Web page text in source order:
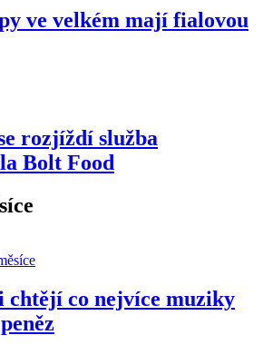
ve velkém mají fialovou
rozjíždí služba
Bolt Food
chtějí co nejvíce muziky